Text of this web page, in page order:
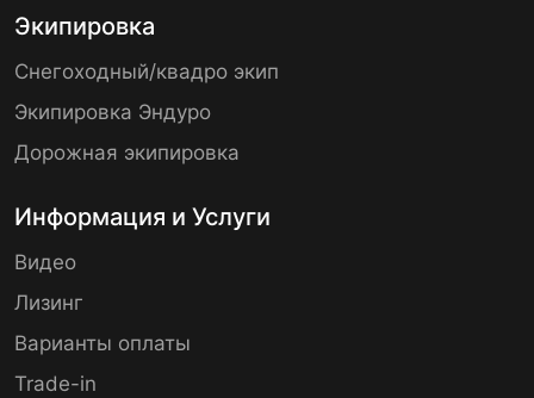
Экипировка
Снегоходный/квадро экип
Экипировка Эндуро
Дорожная экипировка
Информация и Услуги
Видео
Лизинг
Варианты оплаты
Trade-in